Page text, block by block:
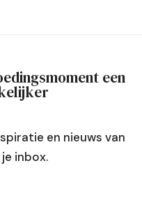
een
en nieuws van
je inbox.